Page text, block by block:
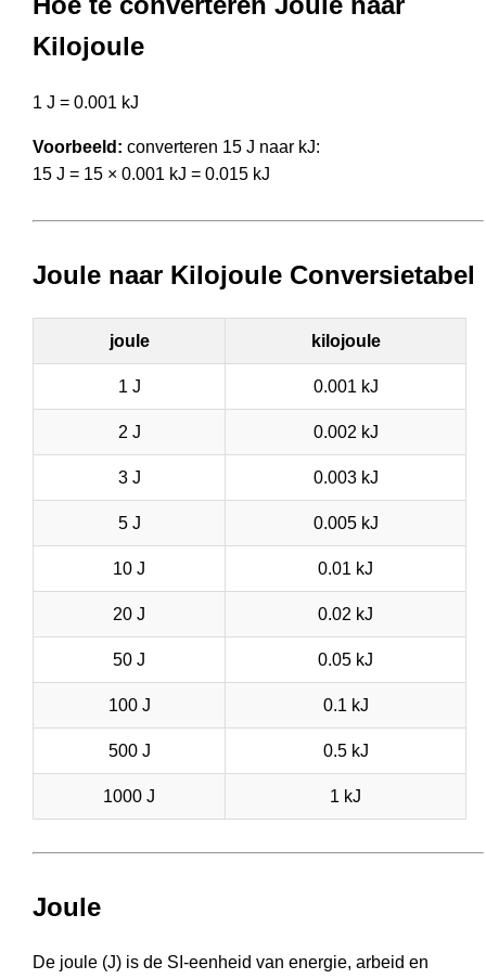
Kilojoule
1 J = 0.001 kJ
Voorbeeld: converteren 15 J naar kJ:
15 J = 15 × 0.001 kJ = 0.015 kJ
Joule naar Kilojoule Conversietabel
joule kilojoule
1 J 0.001 kJ
2 J 0.002 kJ
3 J 0.003 kJ
5 J 0.005 kJ
10 J 0.01 kJ
20 J 0.02 kJ
50 J 0.05 kJ
100 J 0.1 kJ
500 J 0.5 kJ
1000 J 1 kJ
Joule
De joule (J) is de SI-eenheid van energie, arbeid en